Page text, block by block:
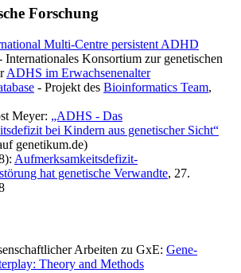
Forschung
Multi-Centre persistent ADHD
Internationales Konsortium zur genetischen
ADHS im Erwachsenenalter
- Projekt des Bioinformatics Team,
Meyer: „ADHS - Das
bei Kindern aus genetischer Sicht“
genetikum.de)
Aufmerksamkeits­defizit-
hat genetische Verwandte, 27.
Arbeiten zu GxE: Gene-
Theory and Methods